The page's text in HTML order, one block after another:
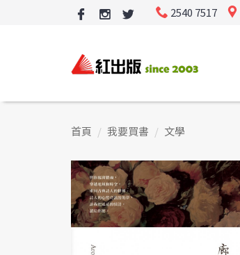
2540 7517
首頁 我要買書 文學